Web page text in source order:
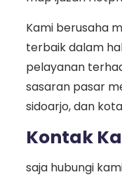
Kami berusaha
terbaik dalam
pelayanan
sasaran pasar
sidoarjo, dan
Kontak
saja hubungi